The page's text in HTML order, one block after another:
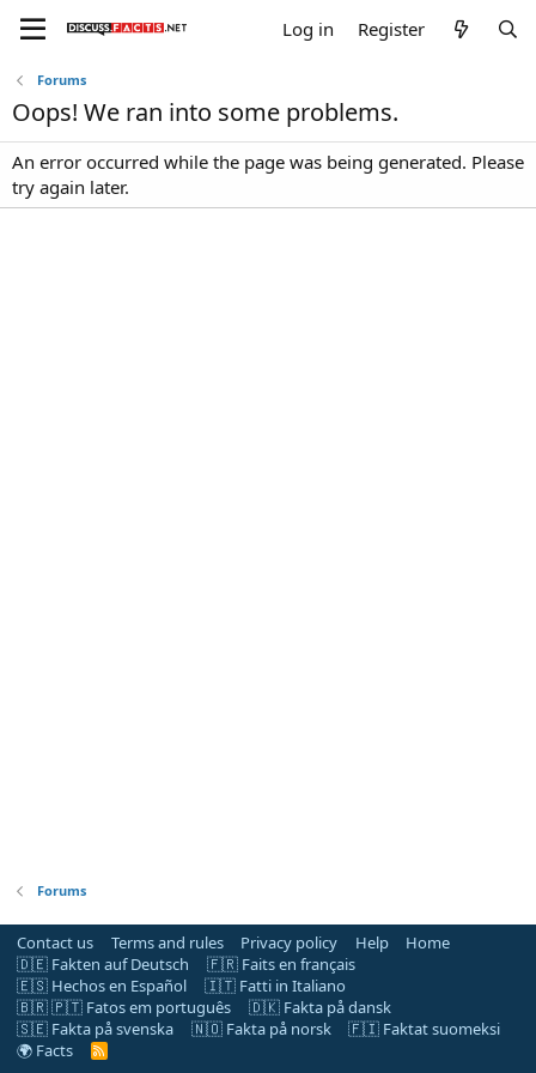
Log in Register
Forums
Oops! We ran into some problems.
An error occurred while the page was being generated. Please
try again later.
Forums
Contact us Terms and rules Privacy policy Help
Home
🇩🇪 Fakten auf Deutsch
🇫🇷 Faits en français
🇪🇸 Hechos en Español
🇮🇹 Fatti in Italiano
🇧🇷 🇵🇹 Fatos em português
🇩🇰 Fakta på dansk
🇸🇪 Fakta på svenska
🇳🇴 Fakta på norsk
🇫🇮 Faktat suomeksi
🌍 Facts
R